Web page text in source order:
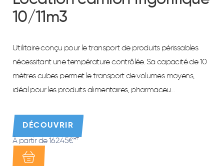
10/11m3
Utilitaire conçu pour le transport de produits périssables
nécessitant une température contrôlée. Sa capacité de 10
mètres cubes permet le transport de volumes moyens,
idéal pour les produits alimentaires, pharmaceu...
DÉCOUVRIR
À partir de 162.45€ HT*